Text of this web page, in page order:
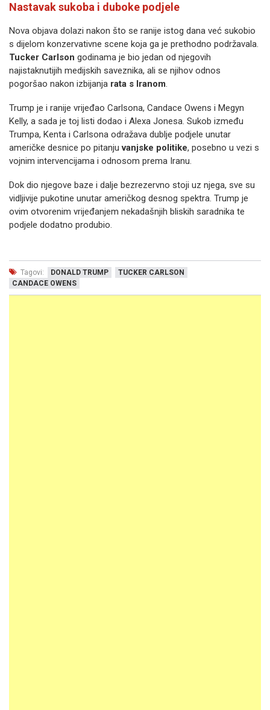
Nastavak sukoba i duboke podjele
Nova objava dolazi nakon što se ranije istog dana već sukobio
s dijelom konzervativne scene koja ga je prethodno podržavala.
Tucker Carlson godinama je bio jedan od njegovih
najistaknutijih medijskih saveznika, ali se njihov odnos
pogoršao nakon izbijanja rata s Iranom.
Trump je i ranije vrijeđao Carlsona, Candace Owens i Megyn
Kelly, a sada je toj listi dodao i Alexa Jonesa. Sukob između
Trumpa, Kenta i Carlsona odražava dublje podjele unutar
američke desnice po pitanjuvanjske politike, posebno u vezi s
vojnim intervencijama i odnosom prema Iranu.
Dok dio njegove baze i dalje bezrezervno stoji uz njega, sve su
vidljivije pukotine unutar američkog desnog spektra. Trump je
ovim otvorenim vrijeđanjem nekadašnjih bliskih saradnika te
podjele dodatno produbio.
Tagovi: DONALD TRUMP
TUCKER CARLSON
CANDACE OWENS